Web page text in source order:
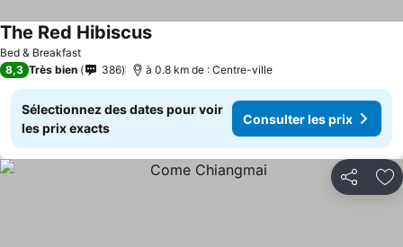
Bed & Breakfast
The Red Hibiscus
8,3 Très bien 386 à 0.8 km de : Centre-ville
Sélectionnez des dates pour voir
les prix exacts
Consulter les prix
Partager